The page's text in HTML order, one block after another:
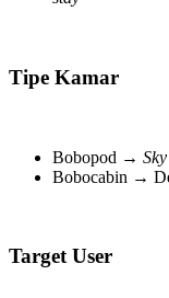
Tipe Kamar
Bobopod →
Bobocabin →
Target User